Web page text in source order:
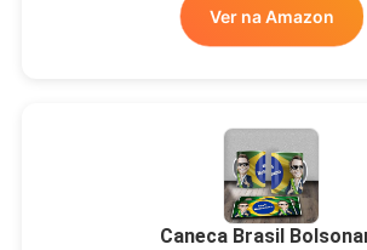
Xícara
Brasão Deus
Todos
Ver na Amazon
Caneca Brasil